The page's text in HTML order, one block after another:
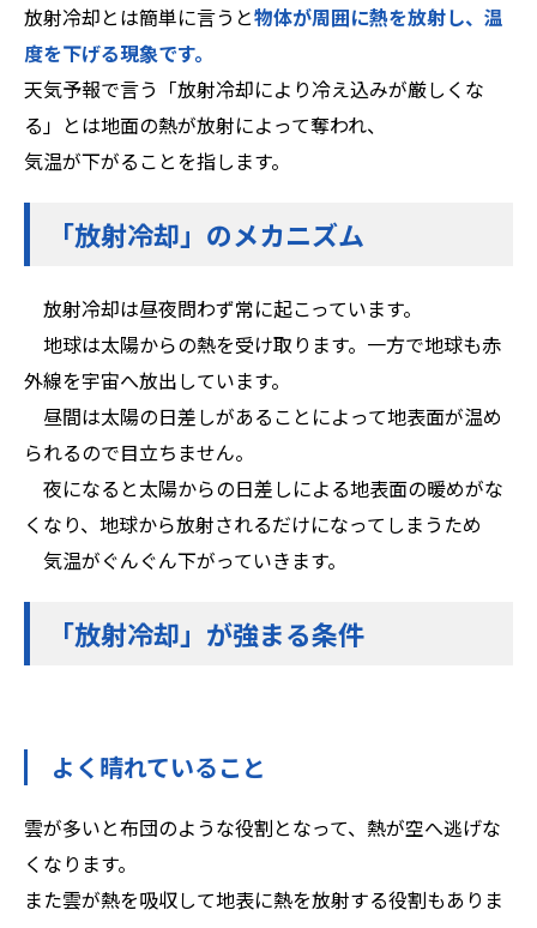
放射冷却とは簡単に言うと物体が周囲に熱を放射し、温
度を下げる現象です。
天気予報で言う「放射冷却により冷え込みが厳しくな
る」とは地面の熱が放射によって奪われ、
気温が下がることを指します。
「放射冷却」のメカニズム
放射冷却は昼夜問わず常に起こっています。
地球は太陽からの熱を受け取ります。一方で地球も赤
外線を宇宙へ放出しています。
昼間は太陽の日差しがあることによって地表面が温め
られるので目立ちません。
夜になると太陽からの日差しによる地表面の暖めがな
くなり、地球から放射されるだけになってしまうため
気温がぐんぐん下がっていきます。
「放射冷却」が強まる条件
よく晴れていること
雲が多いと布団のような役割となって、熱が空へ逃げな
くなります。
また雲が熱を吸収して地表に熱を放射する役割もありま